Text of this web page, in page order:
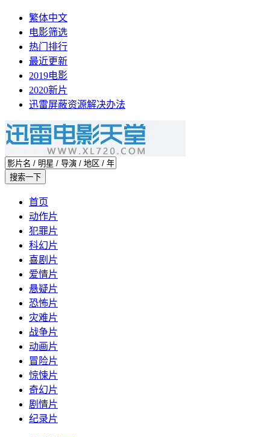
繁体中文
电影筛选
热门排行
最近更新
2019电影
2020新片
迅雷屏蔽资源解决办法
首页
动作片
犯罪片
科幻片
喜剧片
爱情片
悬疑片
恐怖片
灾难片
战争片
动画片
冒险片
惊悚片
奇幻片
剧情片
纪录片